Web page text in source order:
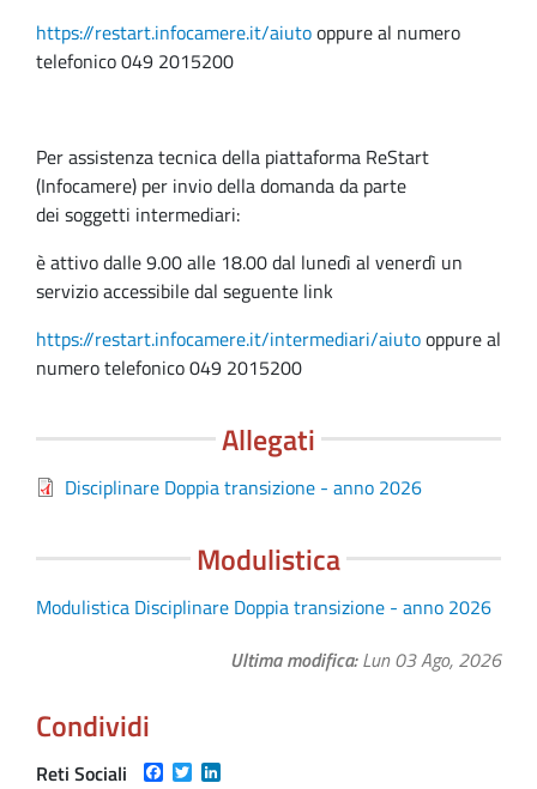
https://restart.infocamere.it/aiutooppure al numero
telefonico 049 2015200
Per assistenza tecnica della piattaforma ReStart
(Infocamere) per invio della domanda da parte
dei soggetti intermediari:
è attivo dalle 9.00 alle 18.00 dal lunedì al venerdì un
servizio accessibile dal seguente link
https://restart.infocamere.it/intermediari/aiutooppure al
numero telefonico 049 2015200
Allegati
Disciplinare Doppia transizione - anno 2026
Modulistica
Modulistica Disciplinare Doppia transizione - anno 2026
Ultima modifica Lun 03 Ago, 2026
Condividi
Reti Sociali Facebook
Twitter